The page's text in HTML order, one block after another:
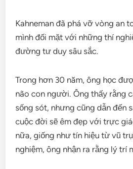
Kahneman đã phá vỡ vòng an
mình đối mặt với những thí
đường tư duy sâu sắc.
Trong hơn 30 năm, ông học
não con người. Ông thấy rằng
sống sót, nhưng cũng dẫn đến
cuộc đời sẽ êm đẹp với trực
nữa, giống như tín hiệu từ vũ
nghiệm, ông nhận ra rằng lý trí